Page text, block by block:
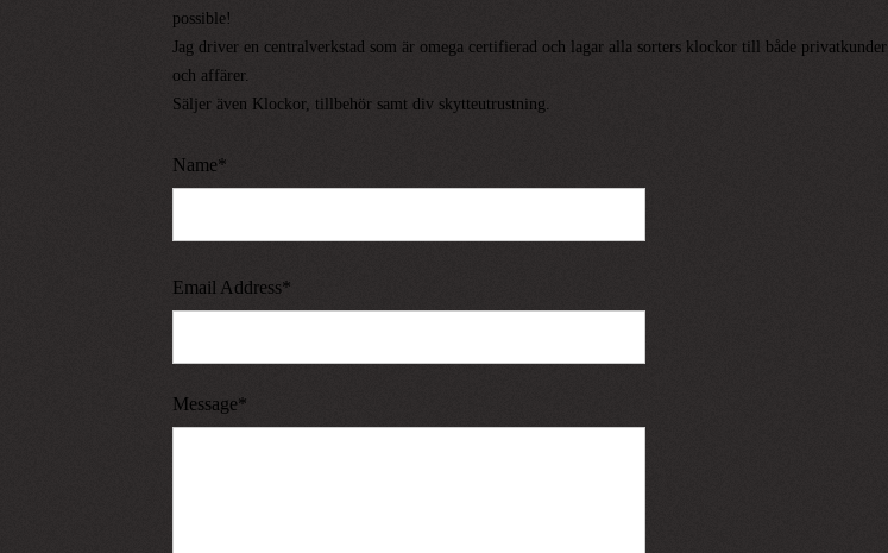
possible!
Jag driver en centralverkstad som är omega certifierad och lagar alla sorters klockor till både privatkunder
och affärer.
Säljer även Klockor, tillbehör samt div skytteutrustning.
Name*
Email Address*
Message*